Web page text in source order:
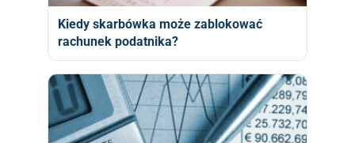
Kiedy skarbówka może zablokować
rachunek podatnika?